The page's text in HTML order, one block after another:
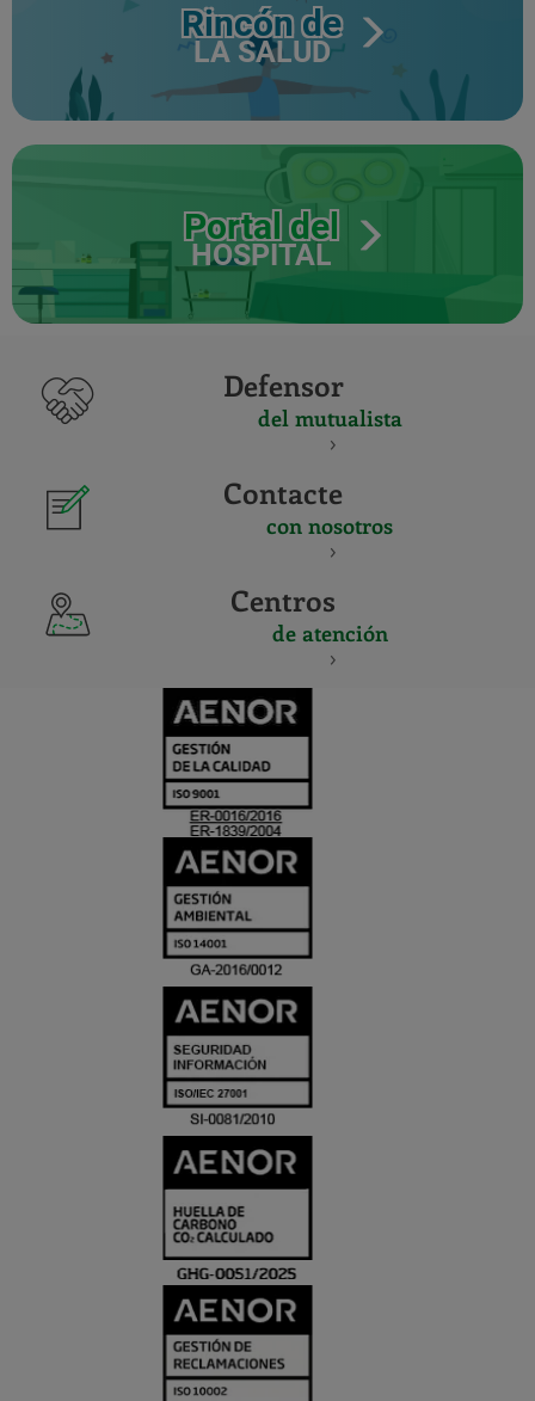
Rincón de
LA SALUD
Portal del
HOSPITAL
Defensor
del mutualista
Contacte
con nosotros
Centros
de atención
Y